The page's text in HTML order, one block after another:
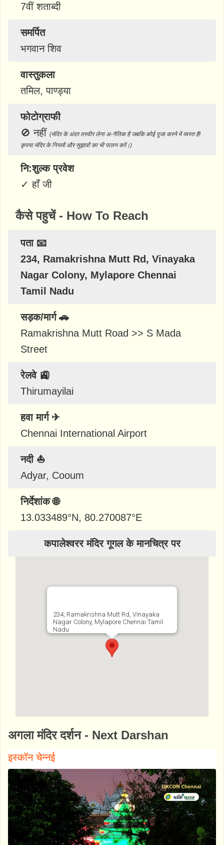
7वीं शताब्दी
समर्पित
भगवान शिव
वास्तुकला
तमिल, पाण्ड्या
फोटोग्राफी
🚫नहीं (मंदिर के अंदर तस्वीर लेना अ-नैतिक है जबकि कोई पूजा करने में व्यस्त है!
कृपया मंदिर के नियमों और सुझावों का भी पालन करें।)
नि:शुल्क प्रवेश
✓हाँ जी
कैसे पहुचें - How To Reach
पता 📧
234, Ramakrishna Mutt Rd, Vinayaka
Nagar Colony, Mylapore Chennai
Tamil Nadu
सड़क/मार्ग 🚗
Ramakrishna Mutt Road >> S Mada
Street
रेलवे 🚉
Thirumayilai
हवा मार्ग ✈
Chennai International Airport
नदी ⛵
Adyar, Cooum
निर्देशांक 🌐
13.033489°N, 80.270087°E
कपालेश्वरर मंदिर गूगल के मानचित्र पर
234, Ramakrishna Mutt Rd, Vinayaka
Nagar Colony, Mylapore Chennai Tamil
Nadu
eshwarar-temple
अगला मंदिर दर्शन - Next Darshan
इस्कॉन चेन्नई